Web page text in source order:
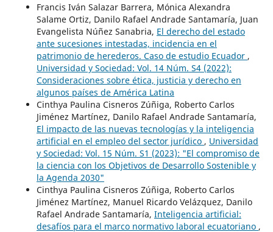
Francis Iván Salazar Barrera, Mónica Alexandra
Salame Ortiz, Danilo Rafael Andrade Santamaría, Juan
Evangelista Núñez Sanabria, El derecho del estado
ante sucesiones intestadas, incidencia en el
patrimonio de herederos. Caso de estudio Ecuador ,
Universidad y Sociedad: Vol. 14 Núm. S4 (2022):
Consideraciones sobre ética, justicia y derecho en
algunos países de América Latina
Cinthya Paulina Cisneros Zúñiga, Roberto Carlos
Jiménez Martínez, Danilo Rafael Andrade Santamaría,
El impacto de las nuevas tecnologías y la inteligencia
artificial en el empleo del sector jurídico , Universidad
y Sociedad: Vol. 15 Núm. S1 (2023): "El compromiso de
la ciencia con los Objetivos de Desarrollo Sostenible y
la Agenda 2030"
Cinthya Paulina Cisneros Zúñiga, Roberto Carlos
Jiménez Martínez, Manuel Ricardo Velázquez, Danilo
Rafael Andrade Santamaría, Inteligencia artificial:
desafíos para el marco normativo laboral ecuatoriano ,